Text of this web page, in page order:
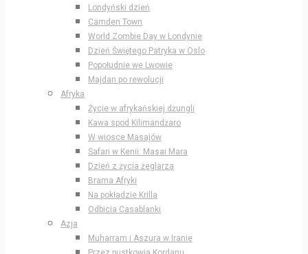
Londyński dzień
Camden Town
World Zombie Day w Londynie
Dzień Świętego Patryka w Oslo
Popołudnie we Lwowie
Majdan po rewolucji
Afryka
Życie w afrykańskiej dżungli
Kawa spod Kilimandżaro
W wiosce Masajów
Safari w Kenii: Masai Mara
Dzień z życia żeglarza
Brama Afryki
Na pokładzie Krilla
Odbicia Casablanki
Azja
Muharram i Aszura w Iranie